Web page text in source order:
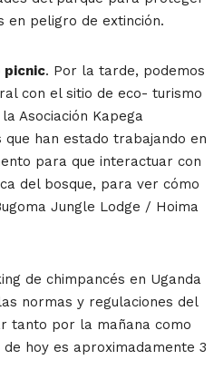
en peligro de extinción.
picnic. Por la tarde, podemos
con el sitio de eco- turismo
Asociación Kapega
han estado trabajando en
para que interactuar con
del bosque, para ver cómo
Jungle Lodge / Hoima
de chimpancés en Uganda
normas y regulaciones del
tanto por la mañana como
hoy es aproximadamente 3